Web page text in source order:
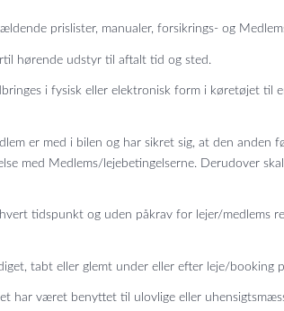
prislister, manualer, forsikrings- og
hørende udstyr til aftalt tid og sted.
i fysisk eller elektronisk form i køretøjet til
er med i bilen og har sikret sig, at den anden
med Medlems/lejebetingelserne. Derudover
tidspunkt og uden påkrav for lejer/medlems
tabt eller glemt under eller efter leje/booking
været benyttet til ulovlige eller